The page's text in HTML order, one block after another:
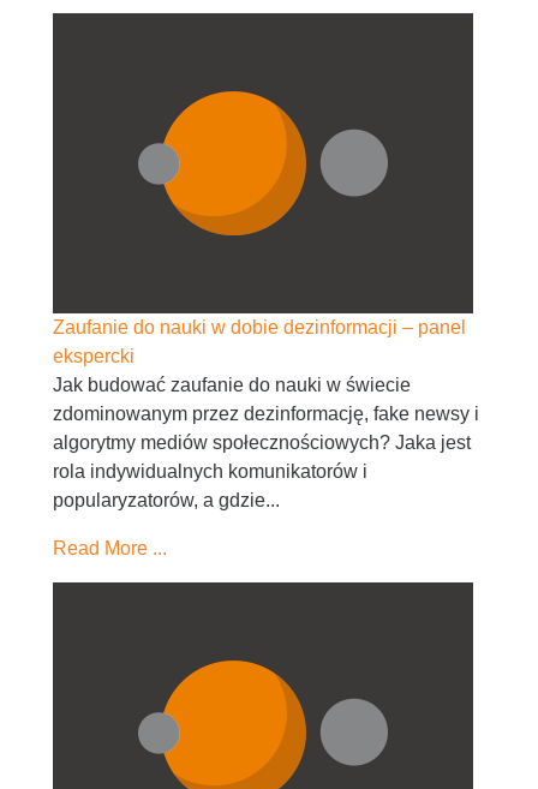
Zaufanie do nauki w dobie dezinformacji – panel
ekspercki
Jak budować zaufanie do nauki w świecie
zdominowanym przez dezinformację, fake newsy i
algorytmy mediów społecznościowych? Jaka jest
rola indywidualnych komunikatorów i
popularyzatorów, a gdzie...
Read More ...